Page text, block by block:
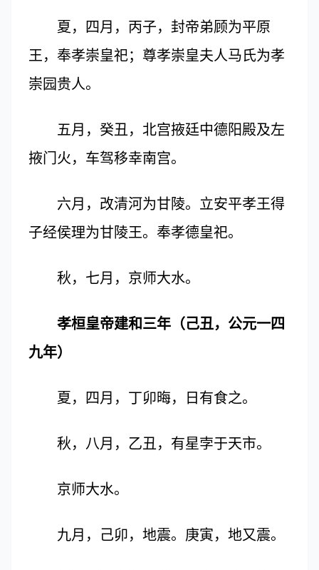
夏，四月，丙子，封帝弟顾为平原
王，奉孝崇皇祀；尊孝崇皇夫人马氏为孝
崇园贵人。
五月，癸丑，北宫掖廷中德阳殿及左
掖门火，车驾移幸南宫。
六月，改清河为甘陵。立安平孝王得
子经侯理为甘陵王。奉孝德皇祀。
秋，七月，京师大水。
孝桓皇帝建和三年（己丑，公元一四
九年）
夏，四月，丁卯晦，日有食之。
秋，八月，乙丑，有星孛于天市。
京师大水。
九月，己卯，地震。庚寅，地又震。